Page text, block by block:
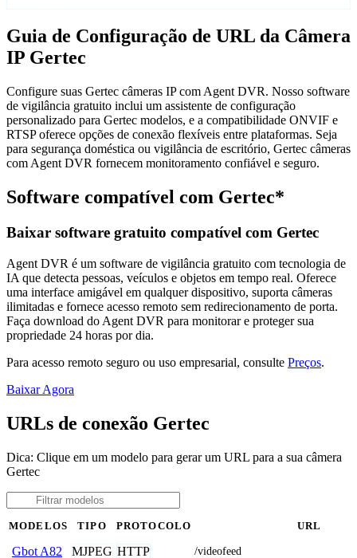
Guia de Configuração de URL da Câmera
IP Gertec
Configure suas Gertec câmeras IP com Agent DVR. Nosso software
de vigilância gratuito inclui um assistente de configuração
personalizado para Gertec modelos, e a compatibilidade ONVIF e
RTSP oferece opções de conexão flexíveis entre plataformas. Seja
para segurança doméstica ou vigilância de escritório, Gertec câmeras
com Agent DVR fornecem monitoramento confiável e seguro.
Software compatível com Gertec*
Baixar software gratuito compatível com Gertec
Agent DVR é um software de vigilância gratuito com tecnologia de
IA que detecta pessoas, veículos e objetos em tempo real. Oferece
uma interface amigável em qualquer dispositivo, suporta câmeras
ilimitadas e fornece acesso remoto sem redirecionamento de porta.
Faça download do Agent DVR para monitorar e proteger sua
propriedade 24 horas por dia.
Para acesso remoto seguro ou uso empresarial, consulte Preços.
Baixar Agora
URLs de conexão Gertec
Dica: Clique em um modelo para gerar um URL para a sua câmera
Gertec
MODELOS TIPO PROTOCOLO URL
Gbot A82 MJPEG HTTP /videofeed